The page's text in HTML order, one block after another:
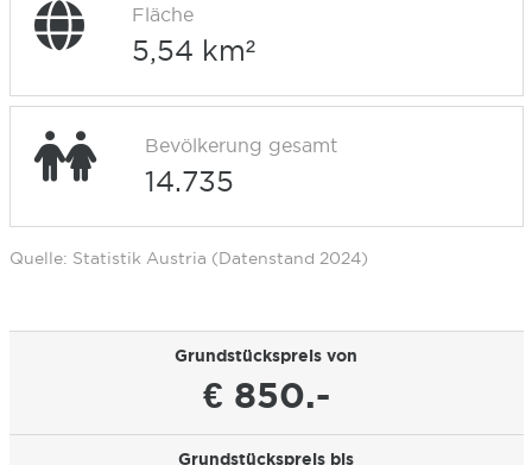
Fläche
5,54 km²
Bevölkerung gesamt
14.735
Quelle: Statistik Austria (Datenstand 2024)
Grundstückspreis von
€ 850.-
Grundstückspreis bis